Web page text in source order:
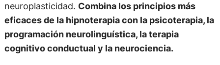
neuroplasticidad. Combina los principios más
eficaces de la hipnoterapia con la psicoterapia, la
programación neurolinguística, la terapia
cognitivo conductual y la neurociencia.